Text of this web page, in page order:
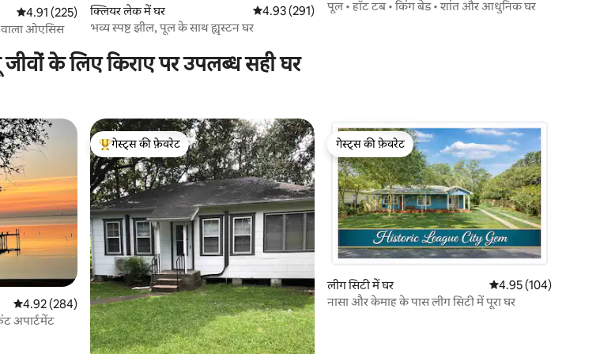
औसत रेटिंग 5 में से 4.91, 225 समीक्षाएँ
4.91 (225)
ओएसिस
क्लियर लेक में घर औसत रेटिंग 5 में से 4.93, 291 समीक्षाएँ
4.93 (291)
भव्य स्पष्ट झील, पूल के साथ ह्यूस्टन घर
पूल • हॉट टब • किंग बेड • शांत और आधुनिक घर
के लिए किराए पर उपलब्ध सही घर
औसत रेटिंग 5 में से 4.92, 284 समीक्षाएँ
4.92 (284)
अपार्टमेंट
गेस्ट्स का टॉप फ़ेवरेट
गेस्ट्स की फ़ेवरेट
गेस्ट्स की फ़ेवरेट
गेस्ट्स की फ़ेवरेट
लीग सिटी में घर औसत रेटिंग 5 में से 4.95,
4.95 (104)
नासा और केमाह के पास लीग सिटी में पूरा घर